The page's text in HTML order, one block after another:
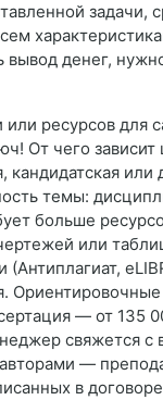
задачи,
денег,
ресурсов для
От чего
или
темы:
больше
или
— от 135
свяжется с
—
в